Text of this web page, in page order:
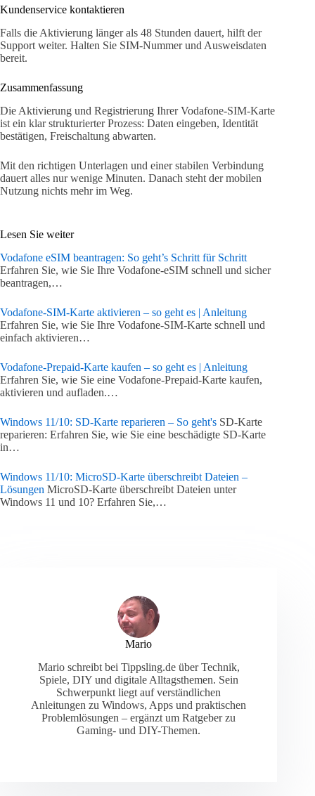
Kundenservice kontaktieren
Falls die Aktivierung länger als 48 Stunden dauert, hilft der
Support weiter. Halten Sie SIM-Nummer und Ausweisdaten
bereit.
Zusammenfassung
Die Aktivierung und Registrierung Ihrer Vodafone-SIM-Karte
ist ein klar strukturierter Prozess: Daten eingeben, Identität
bestätigen, Freischaltung abwarten.
Mit den richtigen Unterlagen und einer stabilen Verbindung
dauert alles nur wenige Minuten. Danach steht der mobilen
Nutzung nichts mehr im Weg.
Lesen Sie weiter
Vodafone eSIM beantragen: So geht’s Schritt für Schritt
Erfahren Sie, wie Sie Ihre Vodafone-eSIM schnell und sicher
beantragen,…
Vodafone-SIM-Karte aktivieren – so geht es | Anleitung
Erfahren Sie, wie Sie Ihre Vodafone-SIM-Karte schnell und
einfach aktivieren…
Vodafone-Prepaid-Karte kaufen – so geht es | Anleitung
Erfahren Sie, wie Sie eine Vodafone-Prepaid-Karte kaufen,
aktivieren und aufladen.…
Windows 11/10: SD-Karte reparieren – So geht's SD-Karte
reparieren: Erfahren Sie, wie Sie eine beschädigte SD-Karte
in…
Windows 11/10: MicroSD-Karte überschreibt Dateien –
Lösungen MicroSD-Karte überschreibt Dateien unter
Windows 11 und 10? Erfahren Sie,…
Mario
Mario schreibt bei Tippsling.de über Technik,
Spiele, DIY und digitale Alltagsthemen. Sein
Schwerpunkt liegt auf verständlichen
Anleitungen zu Windows, Apps und praktischen
Problemlösungen – ergänzt um Ratgeber zu
Gaming- und DIY-Themen.